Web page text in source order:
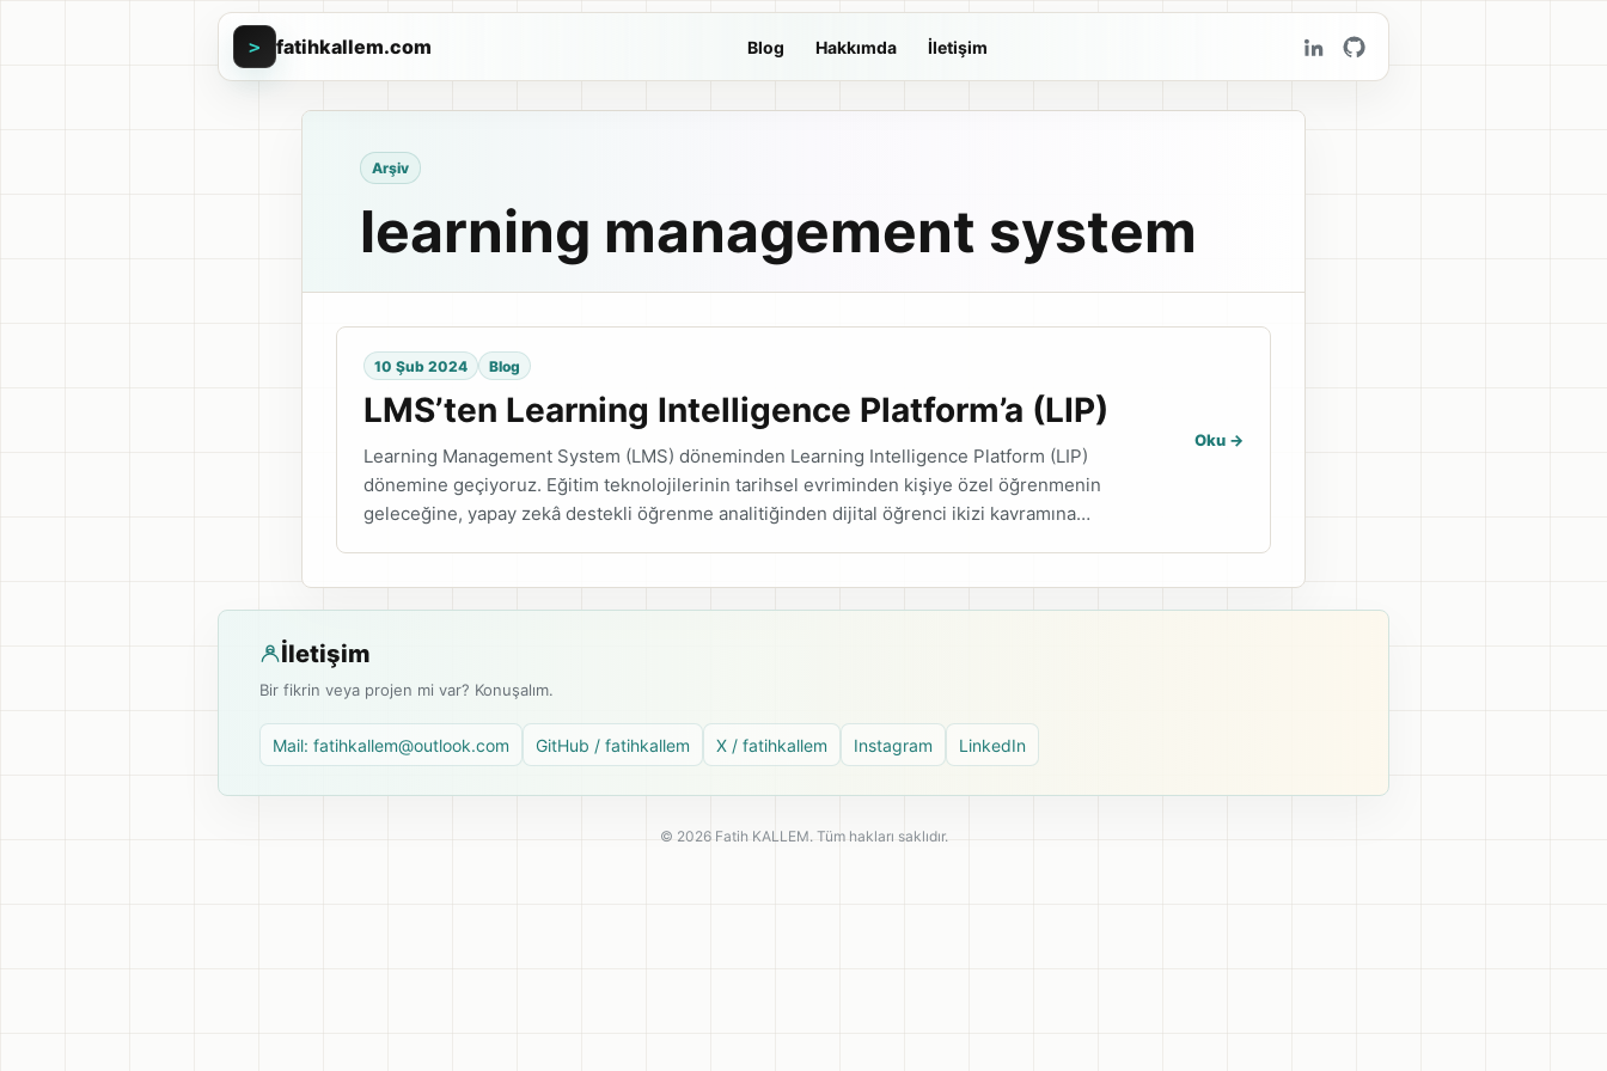
> fatihkallem.com Blog Hakkımda İletişim
Arşiv
learning management system
10 Şub 2024 Blog
LMS’ten Learning Intelligence Platform’a (LIP)
Learning Management System (LMS) döneminden Learning Intelligence Platform (LIP)
dönemine geçiyoruz. Eğitim teknolojilerinin tarihsel evriminden kişiye özel öğrenmenin
geleceğine, yapay zekâ destekli öğrenme analitiğinden dijital öğrenci ikizi kavramına…
Oku ->
İletişim
Bir fikrin veya projen mi var? Konuşalım.
Mail: fatihkallem@outlook.com GitHub / fatihkallem X / fatihkallem Instagram LinkedIn
© 2026 Fatih KALLEM. Tüm hakları saklıdır.